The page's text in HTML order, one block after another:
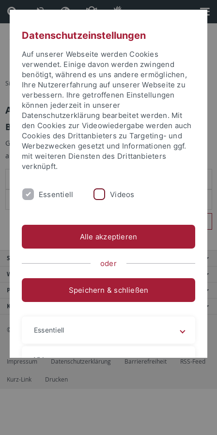
Direkt
zum
Inhalt
Direkt
zur
Fußleiste
Sie sind hier: Startseite
Anmelden
Benutzeranmeldung
Geben Sie Ihren Benutzernamen und Ihr Passwort an um sich
anzumelden:
Service
Weitere Angebote
Portale
Kontaktinfo
© 2026 Eberhard Karls Universität Tübingen, Tübingen
Impressum Datenschutzerklärung Barrierefreiheit RSS-Feed
Kurz-Link Drucken
Datenschutzeinstellungen
Auf unserer Webseite werden Cookies
verwendet. Einige davon werden zwingend
benötigt, während es uns andere ermöglichen,
Ihre Nutzererfahrung auf unserer Webseite zu
verbessern. Ihre getroffenen Einstellungen
können jederzeit in unserer
Datenschutzerklärung bearbeitet werden. Mit
den Cookies zur Videowiedergabe werden auch
Cookies des Drittanbieters zu Targeting- und
Werbezwecken gesetzt und Informationen ggf.
mit weiteren Diensten des Drittanbieters
verknüpft.
Essentiell Videos
Alle akzeptieren
oder
Speichern & schließen
Essentiell
Videos